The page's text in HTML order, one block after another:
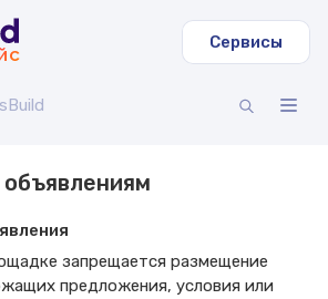
Сервисы
запрещается размещение
предложения, условия или